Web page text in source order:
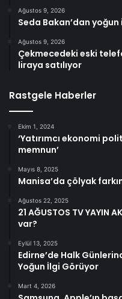
Ağustos 9, 2026
Seda Bakan’dan
Ağustos 9, 2026
Çekmecedeki eski
liraya satılıyor
Rastgele Haberler
Ekim 1, 2024
‘Yatırımcı ekonomi
memnun’
Mayıs 8, 2025
Manisa’da çölyak
Ağustos 22, 2025
21 AĞUSTOS TV YAYIN
var?
Eylül 13, 2025
Edirne’de Halk
Yoğun İlgi Görüyor
Mart 4, 2026